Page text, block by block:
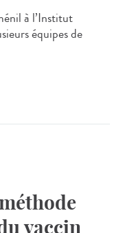
à l’Institut
équipes de
vaccin